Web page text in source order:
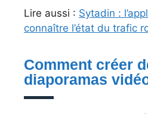
Lire aussi : Sytadin :
connaître l’état du trafic
Comment créer
diaporamas